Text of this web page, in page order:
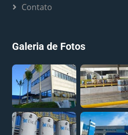
Contato
Galeria de Fotos